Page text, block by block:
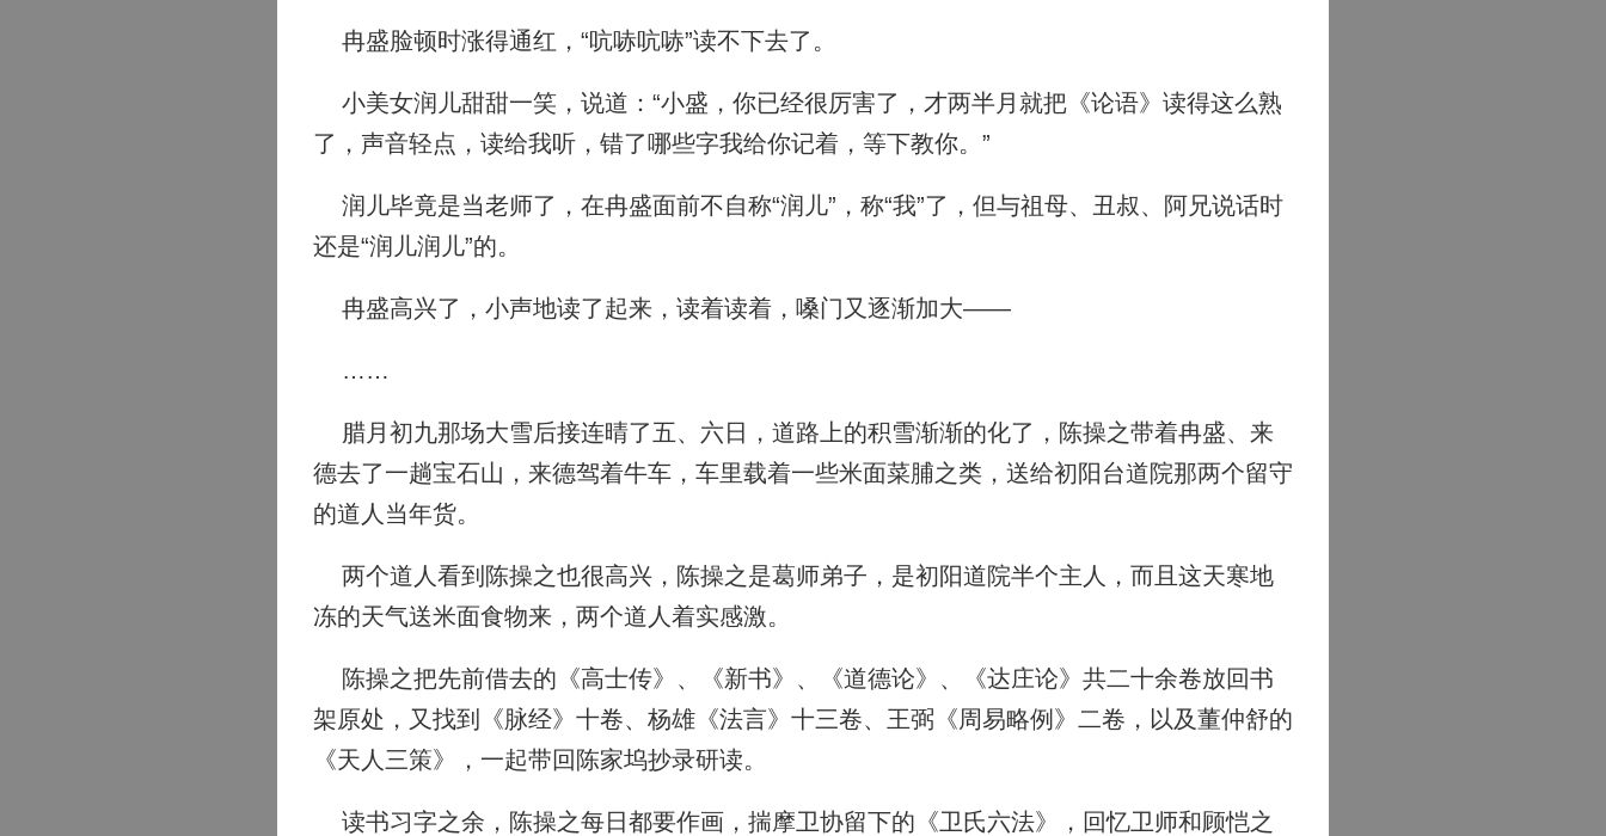
冉盛脸顿时涨得通红，“吭哧吭哧”读不下去了。
小美女润儿甜甜一笑，说道：“小盛，你已经很厉害了，才两半月就把《论语》读得这么熟
了，声音轻点，读给我听，错了哪些字我给你记着，等下教你。”
润儿毕竟是当老师了，在冉盛面前不自称“润儿”，称“我”了，但与祖母、丑叔、阿兄说话时
还是“润儿润儿”的。
冉盛高兴了，小声地读了起来，读着读着，嗓门又逐渐加大——
……
腊月初九那场大雪后接连晴了五、六日，道路上的积雪渐渐的化了，陈操之带着冉盛、来
德去了一趟宝石山，来德驾着牛车，车里载着一些米面菜脯之类，送给初阳台道院那两个留守
的道人当年货。
两个道人看到陈操之也很高兴，陈操之是葛师弟子，是初阳道院半个主人，而且这天寒地
冻的天气送米面食物来，两个道人着实感激。
陈操之把先前借去的《高士传》、《新书》、《道德论》、《达庄论》共二十余卷放回书
架原处，又找到《脉经》十卷、杨雄《法言》十三卷、王弼《周易略例》二卷，以及董仲舒的
《天人三策》，一起带回陈家坞抄录研读。
读书习字之余，陈操之每日都要作画，揣摩卫协留下的《卫氏六法》，回忆卫师和顾恺之